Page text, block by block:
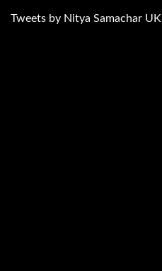
Tweets by Nitya Samachar UK